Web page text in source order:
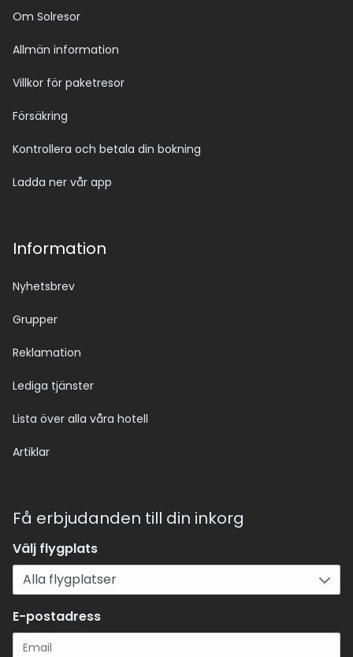
Om Solresor
Allmän information
Villkor för paketresor
Försäkring
Kontrollera och betala din bokning
Ladda ner vår app
Information
Nyhetsbrev
Grupper
Reklamation
Lediga tjänster
Lista över alla våra hotell
Artiklar
Få erbjudanden till din inkorg
Välj flygplats
E-postadress